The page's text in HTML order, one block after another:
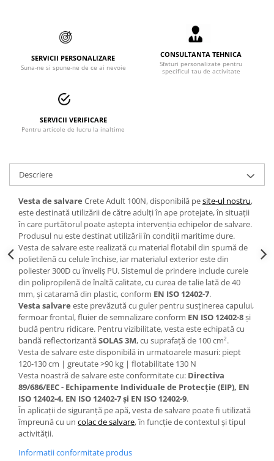
Centuri
Opritoare de cadere
Puncte de ancorare
Incaltaminte
Pantofi de protectie
Sandale de protectie
Bocanci de protectie
Accesorii
Cizme de protectie
Incaltaminte alba de protectie
Incaltaminte ESD
Pantofi fara protectie
Protectie chimica
Saboti
Manusi
SERVICII PERSONALIZARE
Suna-ne si spune-ne de ce ai nevoie
CONSULTANTA TEHNICA
Sfaturi personalizate pentru
specificul tau de activitate
SERVICII VERIFICARE
Pentru articole de lucru la inaltime
Descriere
Vesta de salvare Crete Adult 100N, disponibilă pesite-ul nostru,
este destinată utilizării de către adulți în ape protejate, în situații
în care purtătorul poate aștepta intervenția echipelor de salvare.
Produsul nu este destinat utilizării în condiții maritime dure.
Vesta de salvare este realizată cu material flotabil din spumă de
polietilenă cu celule închise, iar materialul exterior este din
poliester 300D cu înveliș PU. Sistemul de prindere include curele
din polipropilenă de înaltă calitate, cu curea de talie lată de 40
mm, și cataramă din plastic, conform EN ISO 12402-7.
Vesta salvare este prevăzută cu guler pentru susținerea capului,
fermoar frontal, fluier de semnalizare conform EN ISO 12402-8și
buclă pentru ridicare. Pentru vizibilitate, vesta este echipată cu
bandă reflectorizantăSOLAS 3M, cu suprafață de 100 cm².
Vesta de salvare este disponibilă in urmatoarele masuri: piept
120-130 cm | greutate >90 kg | flotabilitate 130 N
Vesta noastră de salvare este conformitate cu: Directiva
89/686/EEC - Echipamente Individuale de Protecție (EIP), EN
ISO 12402-4, EN ISO 12402-7 și EN ISO 12402-9.
În aplicații de siguranță pe apă, vesta de salvare poate fi utilizată
împreună cu un colac de salvare, în funcție de contextul și tipul
activității.
Informatii conformitate produs